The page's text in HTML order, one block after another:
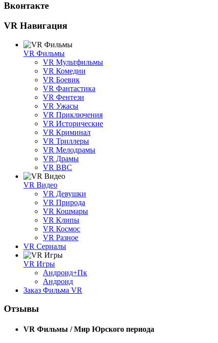
Вконтакте
VR Навигация
VR Фильмы
VR Мультфильмы
VR Комедии
VR Боевик
VR Фантастика
VR Фентези
VR Ужасы
VR Приключения
VR Исторические
VR Криминал
VR Триллеры
VR Мелодрамы
VR Драмы
VR BBC
VR Видео
VR Девушки
VR Природа
VR Кошмары
VR Клипы
VR Космос
VR Разное
VR Сериалы
VR Игры
Андроид+Пк
Андроид
Заказ Фильма VR
Отзывы
VR Фильмы / Мир Юрского периода